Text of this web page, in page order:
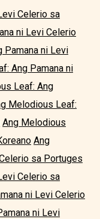
Celerio sa
ni Levi Celerio
Pamana ni Levi
Ang Pamana ni
Leaf: Ang
Melodious Leaf:
Ang Melodious
Ang
sa Portuges
Celerio sa
ni Levi Celerio
ni Levi